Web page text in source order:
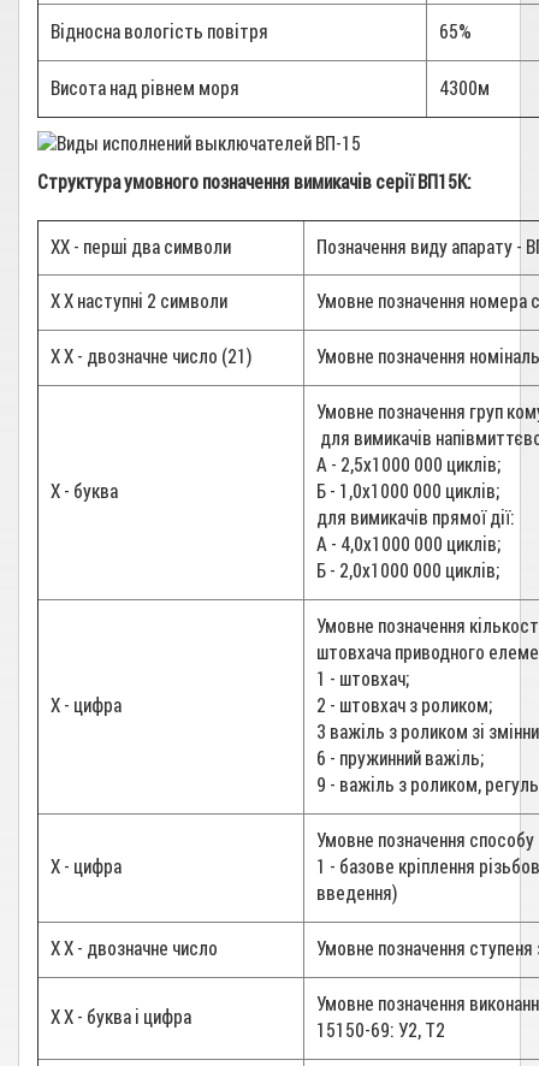
Відносна вологість повітря 65%
Висота над рівнем моря 4300м
Структура умовного позначення вимикачів серії ВП15К:
ХХ - перші два символи Позначення виду апарату -
Х Х наступні 2 символи Умовне позначення номера
Х Х - двозначне число (21) Умовне позначення
Х - буква
Умовне позначення груп
для вимикачів
А - 2,5х1000 000 циклів;
Б - 1,0х1000 000 циклів;
для вимикачів прямої дії:
А - 4,0х1000 000 циклів;
Б - 2,0х1000 000 циклів;
Х - цифра
Умовне позначення
штовхача приводного
1 - штовхач;
2 - штовхач з роликом;
3 важіль з роликом зі
6 - пружинний важіль;
9 - важіль з роликом,
Х - цифра
Умовне позначення способу
1 - базове кріплення
введення)
Х Х - двозначне число Умовне позначення
Х Х - буква і цифра
Умовне позначення
15150-69: У2, Т2